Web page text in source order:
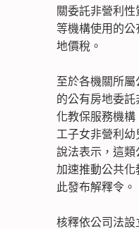
關委託非營利
等機構使用的公
地價稅。
至於各機關所
的公有房地委
化教保服務機構
工子女非營利
說法表示，這類
加速推動公共化
此發布解釋令。
核釋依公司法設